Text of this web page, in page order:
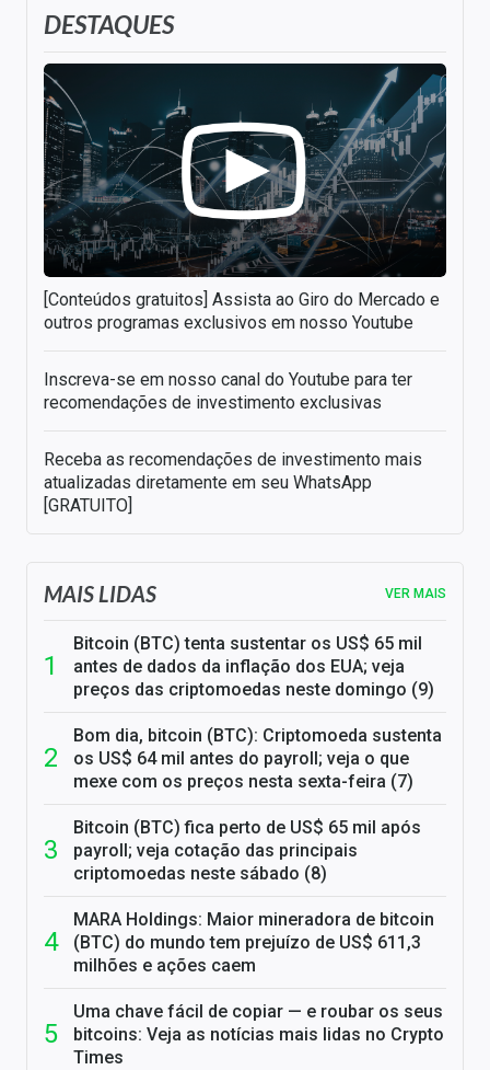
DESTAQUES
[Conteúdos gratuitos] Assista ao Giro do Mercado e
outros programas exclusivos em nosso Youtube
Inscreva-se em nosso canal do Youtube para ter
recomendações de investimento exclusivas
Receba as recomendações de investimento mais
atualizadas diretamente em seu WhatsApp
[GRATUITO]
MAIS LIDAS VER MAIS
Bitcoin (BTC) tenta sustentar os US$ 65 mil
antes de dados da inflação dos EUA; veja
preços das criptomoedas neste domingo (9)
Bom dia, bitcoin (BTC): Criptomoeda sustenta
os US$ 64 mil antes do payroll; veja o que
mexe com os preços nesta sexta-feira (7)
Bitcoin (BTC) fica perto de US$ 65 mil após
payroll; veja cotação das principais
criptomoedas neste sábado (8)
MARA Holdings: Maior mineradora de bitcoin
(BTC) do mundo tem prejuízo de US$ 611,3
milhões e ações caem
Uma chave fácil de copiar — e roubar os seus
bitcoins: Veja as notícias mais lidas no Crypto
Times